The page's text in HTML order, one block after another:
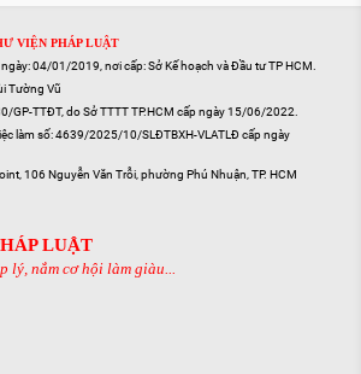
VIỆN PHÁP LUẬT
04/01/2019, nơi cấp: Sở Kế hoạch và Đầu tư TP HCM.
Tường Vũ
GP-TTĐT, do Sở TTTT TP.HCM cấp ngày 15/06/2022.
làm số: 4639/2025/10/SLĐTBXH-VLATLĐ cấp ngày
106 Nguyễn Văn Trỗi, phường Phú Nhuận, TP. HCM
LUẬT
lý, nắm cơ hội làm giàu...